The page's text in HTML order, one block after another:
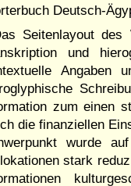
Deutsch-
Seitenlayout
und
Angaben
zum einen
die finanziellen
wurde
stark